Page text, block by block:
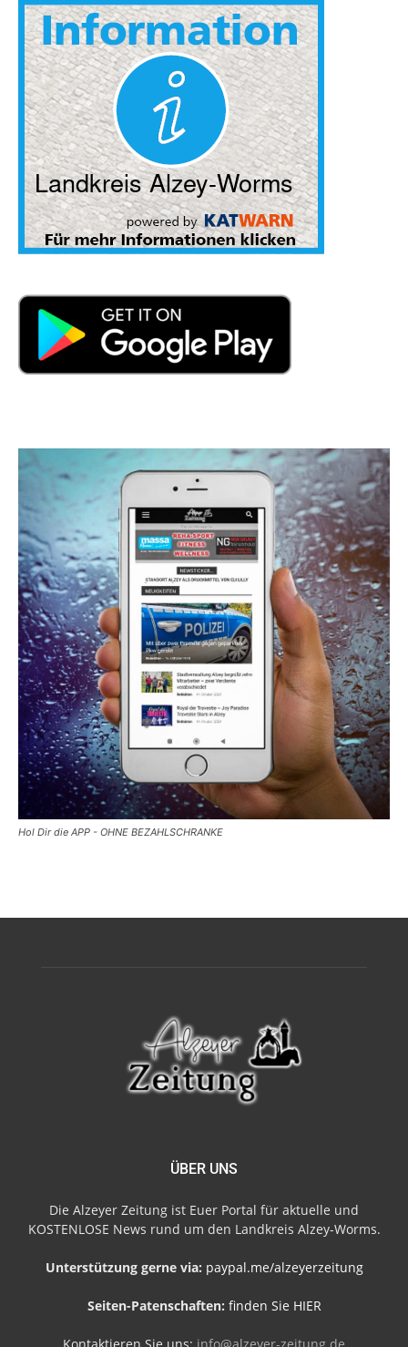
Hol Dir die APP - OHNE BEZAHLSCHRANKE
ÜBER UNS
Die Alzeyer Zeitung ist Euer Portal für aktuelle und
KOSTENLOSE News rund um den Landkreis Alzey-Worms.
Unterstützung gerne via: paypal.me/alzeyerzeitung
Seiten-Patenschaften: finden Sie HIER